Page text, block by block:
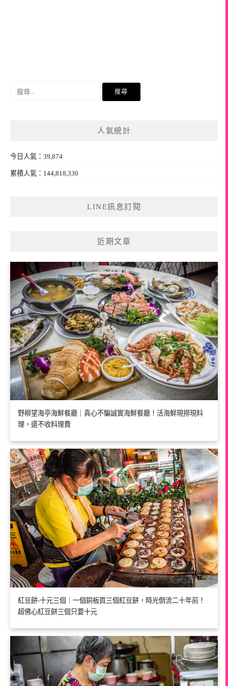
人氣統計
今日人氣：39,874
累積人氣：144,818,330
LINE訊息訂閱
近期文章
野柳望海亭海鮮餐廳｜真心不騙誠實海鮮餐廳！活海鮮現撈現料
理，還不收料理費
紅豆餅-十元三個｜一個銅板買三個紅豆餅，時光倒流二十年前！
超佛心紅豆餅三個只要十元